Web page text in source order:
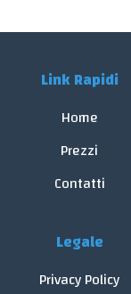
Link Rapidi
Home
Prezzi
Contatti
Legale
Privacy Policy